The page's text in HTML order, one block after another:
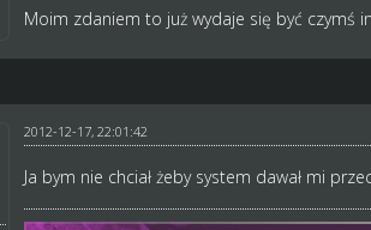
Moim zdaniem to już wydaje się być czymś
2012-12-17, 22:01:42
Ja bym nie chciał żeby system dawał mi